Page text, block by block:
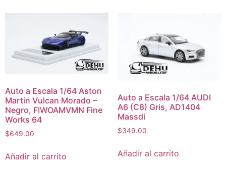
Auto a Escala 1/64 Aston
Martin Vulcan Morado –
Negro, FIWOAMVMN Fine
Works 64
$649.00
Añadir al carrito
Auto a Escala 1/64 AUDI
A6 (C8) Gris, AD1404
Massdi
$349.00
Añadir al carrito